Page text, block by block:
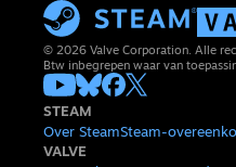
© 2026 Valve Corporation. Alle
Btw inbegrepen waar van
STEAM
Over SteamSteam-
VALVE